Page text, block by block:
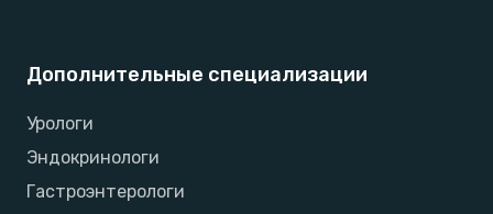
Дополнительные специализации
Урологи
Эндокринологи
Гастроэнтерологи